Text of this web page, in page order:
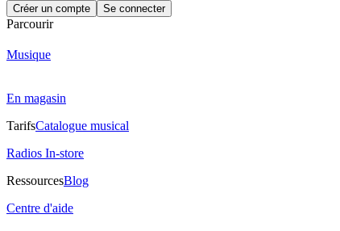
Créer un compte Se connecter
Parcourir
Musique
En magasin
TarifsCatalogue musical
Radios In-store
RessourcesBlog
Centre d'aide